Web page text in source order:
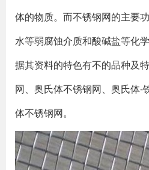
体的物质。而不锈钢网的主要
水等弱腐蚀介质和酸碱盐等化
据其资料的特色有不的品种及
网、奥氏体不锈钢网、奥氏体-
体不锈钢网。